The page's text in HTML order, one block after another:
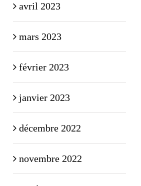
avril 2023
mars 2023
février 2023
janvier 2023
décembre 2022
novembre 2022